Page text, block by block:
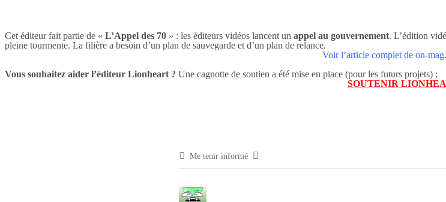
Cet éditeur fait partie de « L’Appel des 70 » : les éditeurs vidéos lancent un appel au gouvernement. L’édition
pleine tourmente. La filière a besoin d’un plan de sauvegarde et d’un plan de relance.
Voir l’article complet de on-
Vous souhaitez aider l’éditeur Lionheart ? Une cagnotte de soutien a été mise en place (pour les futurs projets) :
SOUTENIR
Me tenir informé